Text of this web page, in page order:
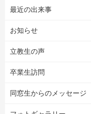
最近の出来事
お知らせ
立教生の声
卒業生訪問
同窓生からのメッセージ